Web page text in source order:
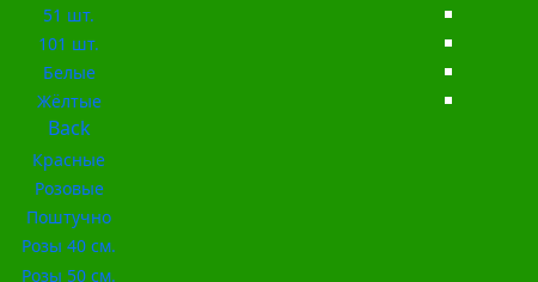
51 шт.
101 шт.
Белые
Жёлтые
Back
Красные
Розовые
Поштучно
Розы 40 см.
Розы 50 см.